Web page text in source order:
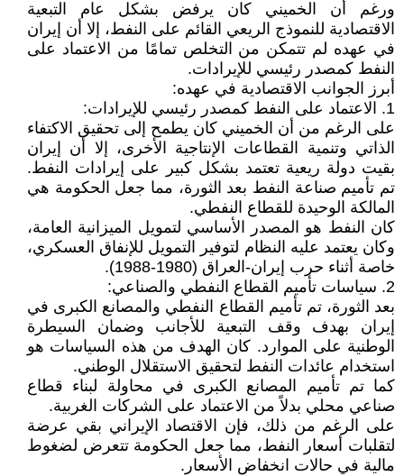
ورغم أن الخميني كان يرفض بشكل عام التبعية
الاقتصادية للنموذج الريعي القائم على النفط، إلا أن إيران
في عهده لم تتمكن من التخلص تمامًا من الاعتماد على
النفط كمصدر رئيسي للإيرادات.
أبرز الجوانب الاقتصادية في عهده:
1. الاعتماد على النفط كمصدر رئيسي للإيرادات:
على الرغم من أن الخميني كان يطمح إلى تحقيق الاكتفاء
الذاتي وتنمية القطاعات الإنتاجية الأخرى، إلا أن إيران
بقيت دولة ريعية تعتمد بشكل كبير على إيرادات النفط.
تم تأميم صناعة النفط بعد الثورة، مما جعل الحكومة هي
المالكة الوحيدة للقطاع النفطي.
كان النفط هو المصدر الأساسي لتمويل الميزانية العامة،
وكان يعتمد عليه النظام لتوفير التمويل للإنفاق العسكري،
خاصة أثناء حرب إيران-العراق (1980-1988).
2. سياسات تأميم القطاع النفطي والصناعي:
بعد الثورة، تم تأميم القطاع النفطي والمصانع الكبرى في
إيران بهدف وقف التبعية للأجانب وضمان السيطرة
الوطنية على الموارد. كان الهدف من هذه السياسات هو
استخدام عائدات النفط لتحقيق الاستقلال الوطني.
كما تم تأميم المصانع الكبرى في محاولة لبناء قطاع
صناعي محلي بدلاً من الاعتماد على الشركات الغربية.
على الرغم من ذلك، فإن الاقتصاد الإيراني بقي عرضة
لتقلبات أسعار النفط، مما جعل الحكومة تتعرض لضغوط
مالية في حالات انخفاض الأسعار.